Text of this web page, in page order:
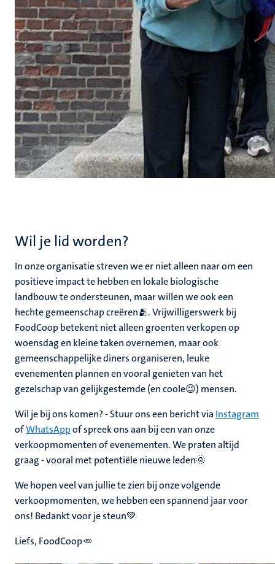
Wil je lid worden?
In onze organisatie streven we er niet alleen naar om een
positieve impact te hebben en lokale biologische
landbouw te ondersteunen, maar willen we ook een
hechte gemeenschap creëren🫂. Vrijwilligerswerk bij
FoodCoop betekent niet alleen groenten verkopen op
woensdag en kleine taken overnemen, maar ook
gemeenschappelijke diners organiseren, leuke
evenementen plannen en vooral genieten van het
gezelschap van gelijkgestemde (en coole😉) mensen.
Wil je bij ons komen? - Stuur ons een bericht via Instagram
ofWhatsAppof spreek ons aan bij een van onze
verkoopmomenten of evenementen. We praten altijd
graag - vooral met potentiële nieuwe leden🌞
We hopen veel van jullie te zien bij onze volgende
verkoopmomenten, we hebben een spannend jaar voor
ons! Bedankt voor je steun💚
Liefs, FoodCoop🥕